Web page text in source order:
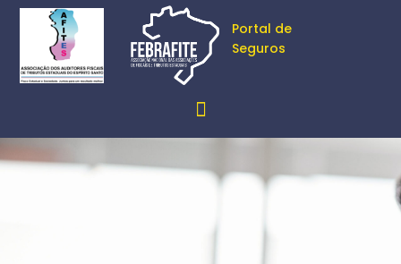
Portal de
Seguros